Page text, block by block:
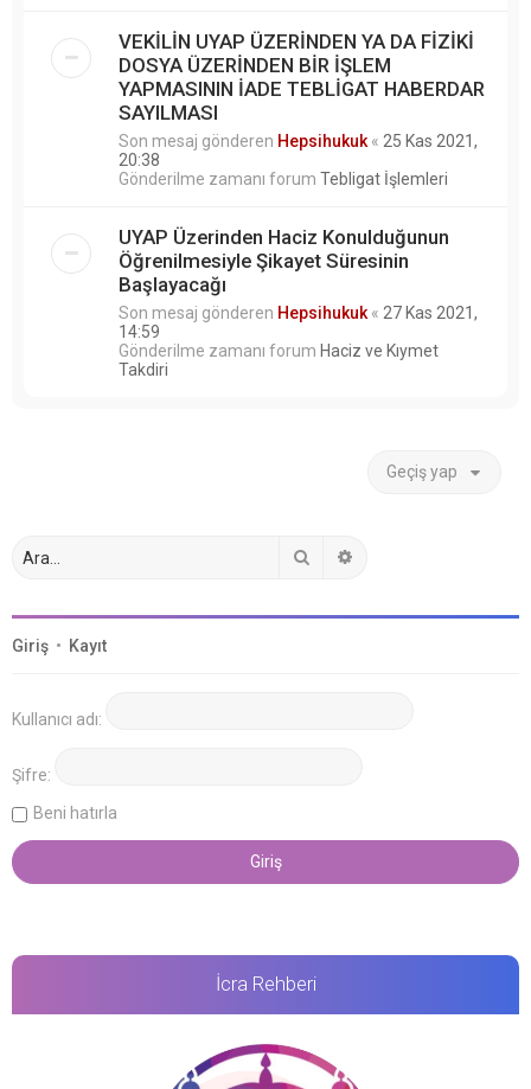
VEKİLİN UYAP ÜZERİNDEN YA DA FİZİKİ
DOSYA ÜZERİNDEN BİR İŞLEM
YAPMASININ İADE TEBLİGAT HABERDAR
SAYILMASI
Son mesaj gönderen Hepsihukuk« 25 Kas 2021,
20:38
Gönderilme zamanı forum Tebligat İşlemleri
UYAP Üzerinden Haciz Konulduğunun
Öğrenilmesiyle Şikayet Süresinin
Başlayacağı
Son mesaj gönderen Hepsihukuk« 27 Kas 2021,
14:59
Gönderilme zamanı forum Haciz ve Kıymet
Takdiri
Geçiş yap
Giriş • Kayıt
Kullanıcı adı:
Şifre:
Beni hatırla
İcra Rehberi